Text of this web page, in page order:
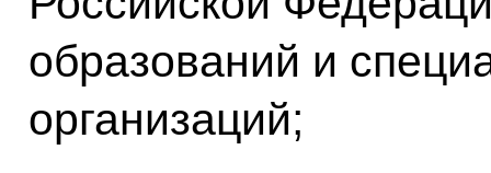
образований и
организаций;